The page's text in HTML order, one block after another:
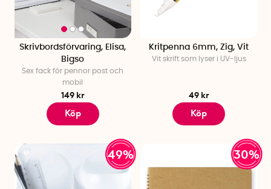
Skrivbordsförvaring, Elisa,
Bigso
Sex fack för pennor post och
mobil
149 kr
Köp
Kritpenna 6mm, Zig, Vit
Vit skrift som lyser i UV-ljus
49 kr
Köp
49% 30%